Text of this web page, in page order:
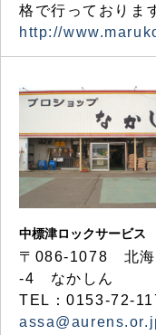
格で行っておりま
http://
中標津ロックサービス
〒086-1078 北海
-4 なかしん
TEL：0153-72-